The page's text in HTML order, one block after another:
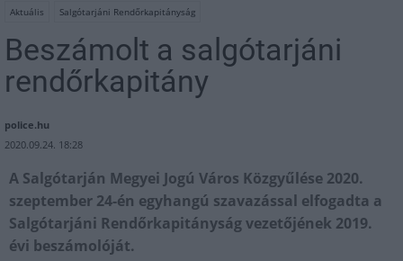
Aktuális Salgótarjáni Rendőrkapitányság
Beszámolt a salgótarjáni
rendőrkapitány
police.hu
2020.09.24. 18:28
A Salgótarján Megyei Jogú Város Közgyűlése 2020.
szeptember 24-én egyhangú szavazással elfogadta a
Salgótarjáni Rendőrkapitányság vezetőjének 2019.
évi beszámolóját.